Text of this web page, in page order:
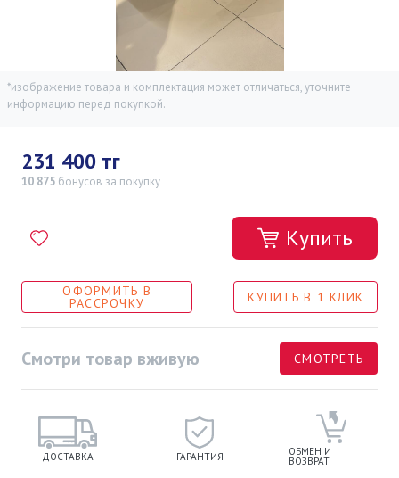
*изображение товара и комплектация может отличаться, уточните
информацию перед покупкой.
231 400 тг
10 875 бонусов за покупку
Купить
ОФОРМИТЬ В
РАССРОЧКУ КУПИТЬ В 1 КЛИК
Смотри товар вживую СМОТРЕТЬ
ДОСТАВКА ГАРАНТИЯ ОБМЕН И
ВОЗВРАТ